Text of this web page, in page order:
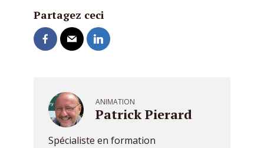
Partagez ceci
ANIMATION
Patrick Pierard
Spécialiste en formation